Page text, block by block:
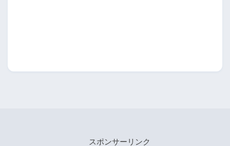
スポンサーリンク